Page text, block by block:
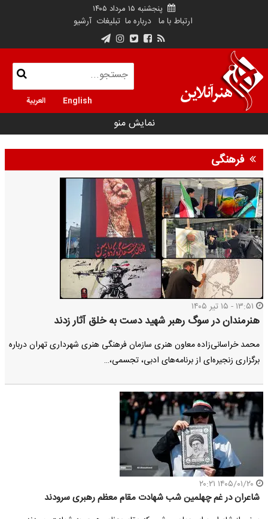
پنجشنبه ۱۵ مرداد ۱۴۰۵
ارتباط با ما درباره ما تبلیغات آرشیو
English العربية
نمایش منو
فرهنگی
هنرمندان در سوگ رهبر شهید دست به خلق آثار زدند
محمد خراسانی‌زاده معاون هنری سازمان فرهنگی هنری شهرداری تهران درباره
برگزاری زنجیره‌ای از برنامه‌های ادبی، تجسمی،…
​شاعران در غم چهلمین شب شهادت مقام معظم رهبری سرودند